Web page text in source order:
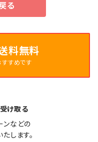
る
料無料
すめです
け取る
ンなどの
します。